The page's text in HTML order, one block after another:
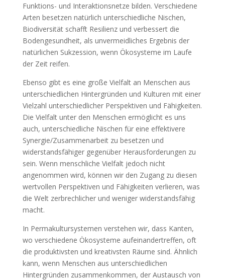
Funktions- und Interaktionsnetze bilden. Verschiedene
Arten besetzen natürlich unterschiedliche Nischen,
Biodiversität schafft Resilienz und verbessert die
Bodengesundheit, als unvermeidliches Ergebnis der
natürlichen Sukzession, wenn Ökosysteme im Laufe
der Zeit reifen.
Ebenso gibt es eine große Vielfalt an Menschen aus
unterschiedlichen Hintergründen und Kulturen mit einer
Vielzahl unterschiedlicher Perspektiven und Fähigkeiten.
Die Vielfalt unter den Menschen ermöglicht es uns
auch, unterschiedliche Nischen für eine effektivere
Synergie/Zusammenarbeit zu besetzen und
widerstandsfähiger gegenüber Herausforderungen zu
sein. Wenn menschliche Vielfalt jedoch nicht
angenommen wird, können wir den Zugang zu diesen
wertvollen Perspektiven und Fähigkeiten verlieren, was
die Welt zerbrechlicher und weniger widerstandsfähig
macht.
In Permakultursystemen verstehen wir, dass Kanten,
wo verschiedene Ökosysteme aufeinandertreffen, oft
die produktivsten und kreativsten Räume sind. Ähnlich
kann, wenn Menschen aus unterschiedlichen
Hintergründen zusammenkommen, der Austausch von